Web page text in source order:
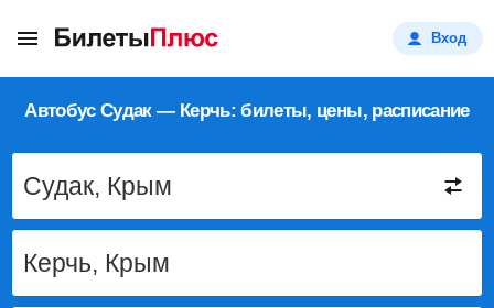
Вход
Автобус Судак — Керчь: билеты, цены, расписание